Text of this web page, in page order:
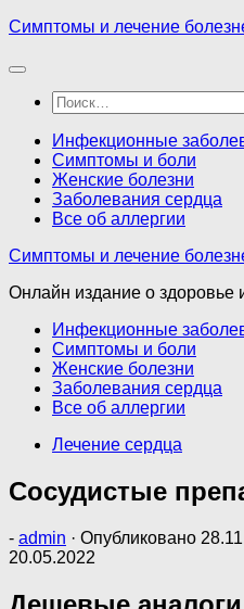
Перейти
содержимому
Симптомы и лечение
Найти:
Инфекционные
Симптомы и боли
Женские болезни
Заболевания сердца
Все об аллергии
Симптомы и лечение
Онлайн издание о здоровье
Инфекционные
Симптомы и боли
Женские болезни
Заболевания сердца
Все об аллергии
Лечение сердца
Сосудистые
- admin · Опубликовано
20.05.2022